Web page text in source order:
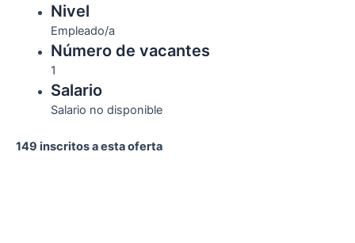
Nivel
Empleado/a
Número de vacantes
1
Salario
Salario no disponible
149 inscritos a esta oferta